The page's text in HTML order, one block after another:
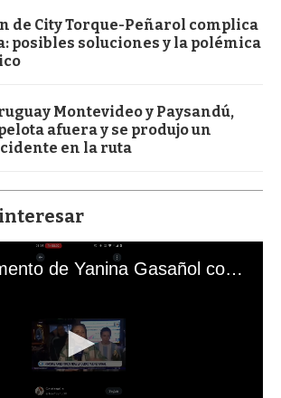
de City Torque-Peñarol complica
posibles soluciones y la polémica
Montevideo y Paysandú,
afuera y se produjo un
en la ruta
El mal momento de Yanina Gasañol con un hincha argentino en "Subrayado"